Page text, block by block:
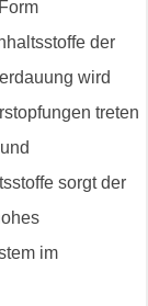
der
wird
treten
sorgt der
im